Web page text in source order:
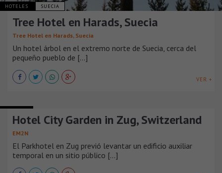
HOTELES SUECIA
Tree Hotel en Harads, Suecia
Tree Hotel en Harads, Suecia
Un hotel árbol en el extremo norte de Suecia, cerca del
pequeño pueblo de [...]
VER +
Hotel City Garden in Zug, Switzerland
EM2N
El Parkhotel en Zug previó levantar un edificio auxiliar
temporal en un sitio público [...]